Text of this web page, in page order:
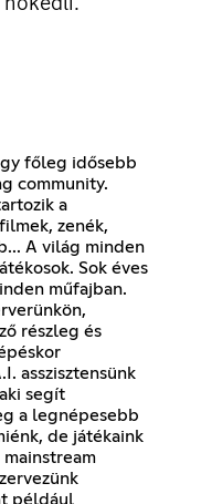
főleg idősebb
community.
a
zenék,
A világ minden
Sok éves
műfajban.
részleg és
asszisztensünk
segít
a legnépesebb
de játékaink
például